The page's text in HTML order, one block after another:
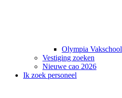
Olympia Vakschool
Vestiging zoeken
Nieuwe cao 2026
Ik zoek personeel